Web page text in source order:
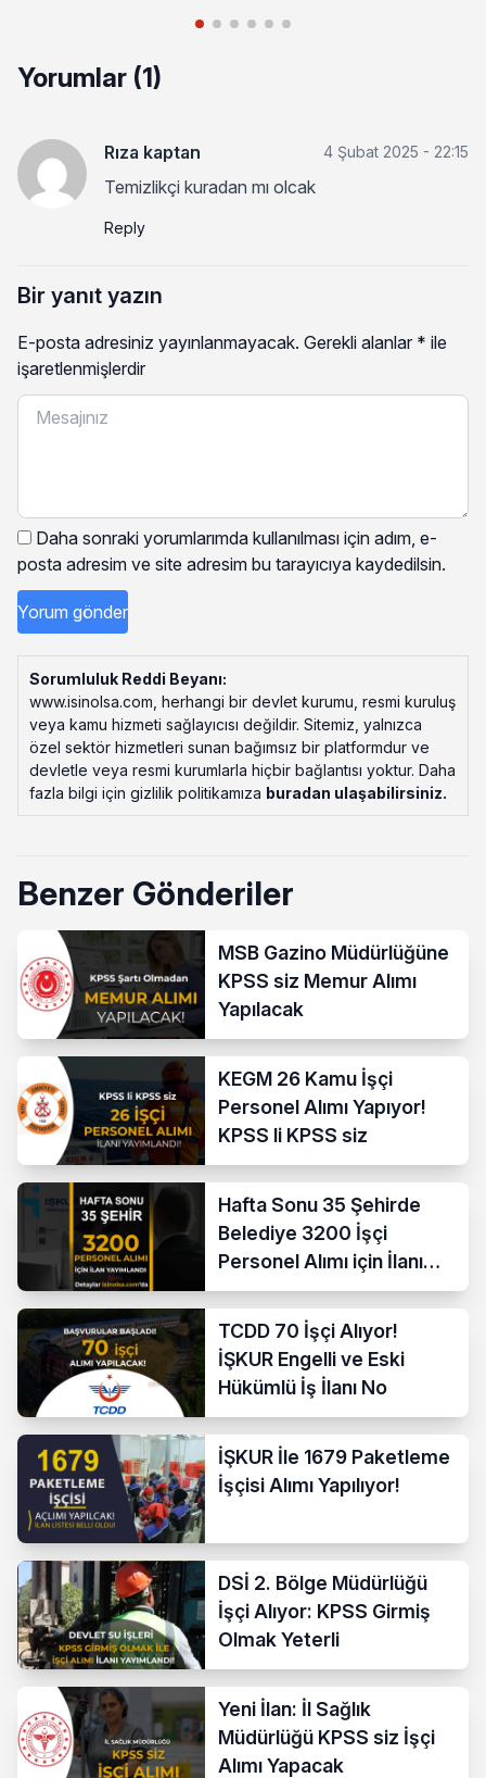
Yorumlar (1)
Rıza kaptan 4 Şubat 2025 - 22:15
Temizlikçi kuradan mı olcak
Reply
Bir yanıt yazın
E-posta adresiniz yayınlanmayacak. Gerekli alanlar * ile
işaretlenmişlerdir
Daha sonraki yorumlarımda kullanılması için adım, e-
posta adresim ve site adresim bu tarayıcıya kaydedilsin.
Sorumluluk Reddi Beyanı:
www.isinolsa.com, herhangi bir devlet kurumu, resmi kuruluş
veya kamu hizmeti sağlayıcısı değildir. Sitemiz, yalnızca
özel sektör hizmetleri sunan bağımsız bir platformdur ve
devletle veya resmi kurumlarla hiçbir bağlantısı yoktur. Daha
fazla bilgi için gizlilik politikamıza buradan ulaşabilirsiniz.
Benzer Gönderiler
MSB Gazino Müdürlüğüne
KPSS siz Memur Alımı
Yapılacak
KEGM 26 Kamu İşçi
Personel Alımı Yapıyor!
KPSS li KPSS siz
Hafta Sonu 35 Şehirde
Belediye 3200 İşçi
Personel Alımı için İlanı
Yayımladı!
TCDD 70 İşçi Alıyor!
İŞKUR Engelli ve Eski
Hükümlü İş İlanı No
İŞKUR İle 1679 Paketleme
İşçisi Alımı Yapılıyor!
DSİ 2. Bölge Müdürlüğü
İşçi Alıyor: KPSS Girmiş
Olmak Yeterli
Yeni İlan: İl Sağlık
Müdürlüğü KPSS siz İşçi
Alımı Yapacak